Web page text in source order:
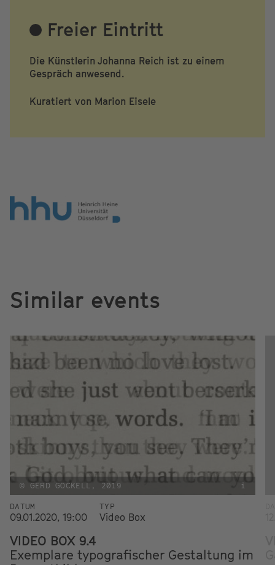
Freier Eintritt
Die Künstlerin Johanna Reich ist zu einem
Gespräch anwesend.
Kuratiert von Marion Eisele
Similar events
© GERD GOCKELL, 2019 i
DATUM
09.01.2020, 19:00
TYP
Video Box
VIDEO BOX 9.4
Exemplare typografischer Gestaltung im